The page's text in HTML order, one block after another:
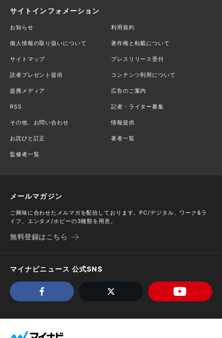
サイトインフォメーション
お知らせ 利用規約
個人情報の取り扱いについて 著作権と転載について
サイトマップ プレスリリース受付
読者プレゼント提供 コンテンツ利用について
提携メディア 広告のご案内
RSS 記者・ライター募集
その他、お問い合わせ 情報提供
お詫びと訂正 著者一覧
監修者一覧
メールマガジン
ご興味に合わせたメルマガを配信しております。PC/デジタル、ワーク&ラ
イフ、エンタメ/ホビーの3種類を用意。
無料登録はこちら
マイナビニュース 公式SNS